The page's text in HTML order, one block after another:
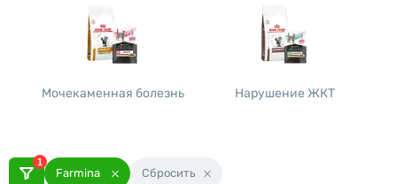
Мочекаменная болезнь Нарушение ЖКТ
1
Farmina Сбросить